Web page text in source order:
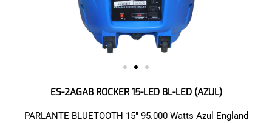
ES-2AGAB ROCKER 15-LED BL-LED (AZUL)
PARLANTE BLUETOOTH 15″ 95.000 Watts Azul England